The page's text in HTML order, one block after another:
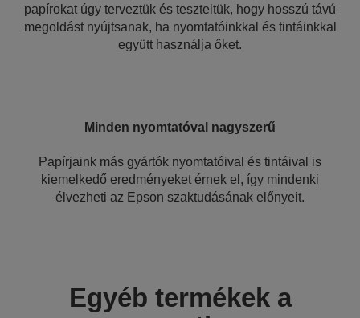
papírokat úgy terveztük és teszteltük, hogy hosszú távú
megoldást nyújtsanak, ha nyomtatóinkkal és tintáinkkal
együtt használja őket.
Minden nyomtatóval nagyszerű
Papírjaink más gyártók nyomtatóival és tintáival is
kiemelkedő eredményeket érnek el, így mindenki
élvezheti az Epson szaktudásának előnyeit.
Egyéb termékek a